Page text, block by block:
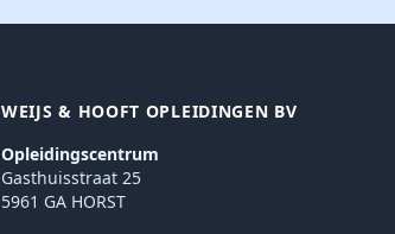
WEIJS & HOOFT OPLEIDINGEN BV
Opleidingscentrum
Gasthuisstraat 25
5961 GA HORST